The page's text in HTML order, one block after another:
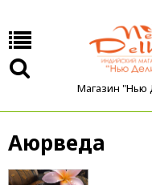
Магазин "Нью
Аюрведа